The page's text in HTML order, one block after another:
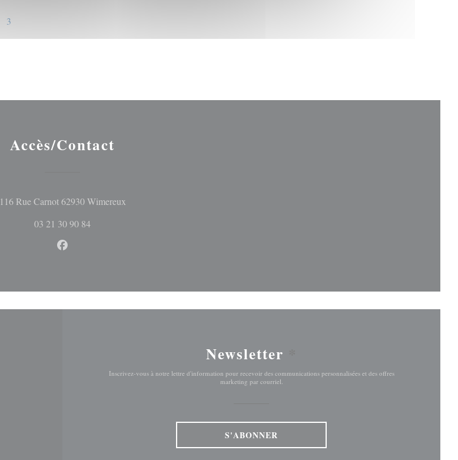
3
Accès/Contact
116 Rue Carnot 62930 Wimereux((ouvre une nouvelle fenêtre))
03 21 30 90 84
Facebook ((ouvre une nouvelle fenêtre))
Newsletter
Inscrivez-vous à notre lettre d'information pour recevoir des communications personnalisées et des offres
marketing par courriel.
S'ABONNER